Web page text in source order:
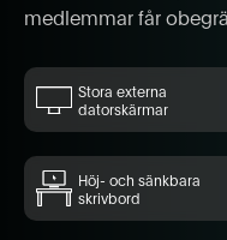
medlemmar får
Stora externa
datorskärmar
Höj- och sänkbara
skrivbord